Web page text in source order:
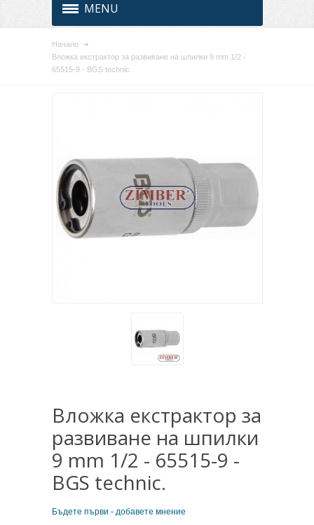
MENU
Начало
Вложка екстрактор за развиване на шпилки 9 mm 1/2 -
65515-9 - BGS technic.
Вложка екстрактор за
развиване на шпилки
9 mm 1/2 - 65515-9 -
BGS technic.
Бъдете първи - добавете мнение